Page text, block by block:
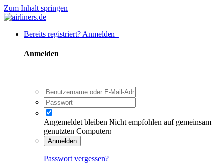
Zum Inhalt springen
Bereits registriert? Anmelden
Anmelden
Angemeldet bleiben Nicht empfohlen auf gemeinsam
genutzten Computern
Anmelden
Passwort vergessen?